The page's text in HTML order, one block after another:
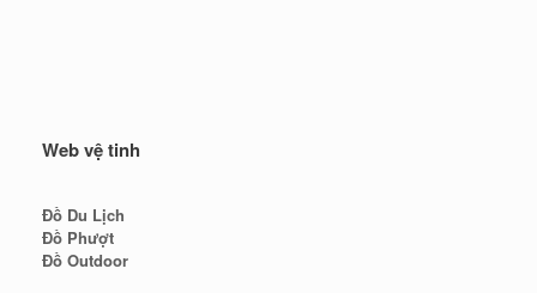
Web vệ tinh
Đồ Du Lịch
Đồ Phượt
Đồ Outdoor